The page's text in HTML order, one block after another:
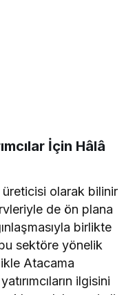
İçin Hâlâ
üreticisi olarak bilinir
de ön plana
birlikte
sektöre yönelik
Atacama
ilgisini